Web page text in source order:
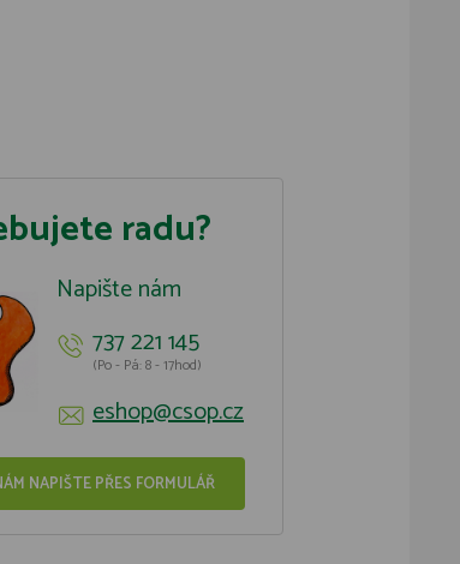
radu?
Napište nám
737 221 145
(Po - Pá: 8 - 17hod)
eshop@csop.cz
NAPIŠTE PŘES FORMULÁŘ